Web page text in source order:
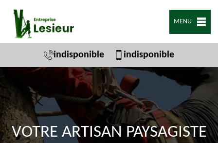
MENU
indisponible indisponible
VOTRE ARTISAN PAYSAGISTE